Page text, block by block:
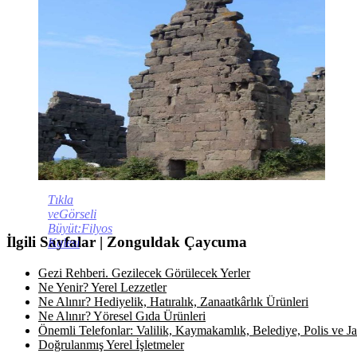
Tıkla
veGörseli
Büyüt:Filyos
Kalesi
İlgili Sayfalar | Zonguldak Çaycuma
Gezi Rehberi. Gezilecek Görülecek Yerler
Ne Yenir? Yerel Lezzetler
Ne Alınır? Hediyelik, Hatıralık, Zanaatkârlık Ürünleri
Ne Alınır? Yöresel Gıda Ürünleri
Önemli Telefonlar: Valilik, Kaymakamlık, Belediye, Polis ve
Doğrulanmış Yerel İşletmeler